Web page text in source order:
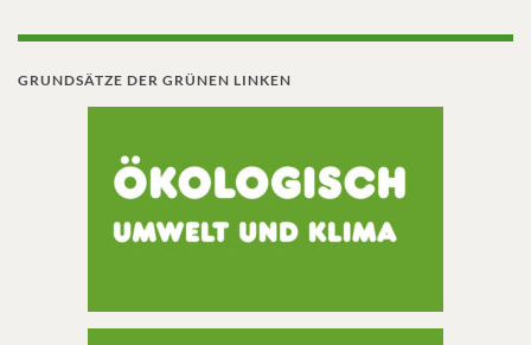
GRUNDSÄTZE DER GRÜNEN LINKEN